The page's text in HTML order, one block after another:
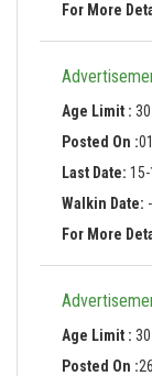
For More
Age Limit :
Posted On :
Last Date:
Walkin Date:
For More
Age Limit :
Posted On :